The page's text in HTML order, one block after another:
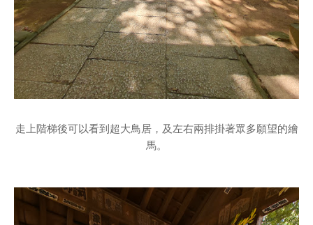
走上階梯後可以看到超大鳥居，及左右兩排掛著眾多願望的繪
馬。